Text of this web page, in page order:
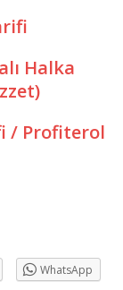
Halka
/ Profiterol
WhatsApp